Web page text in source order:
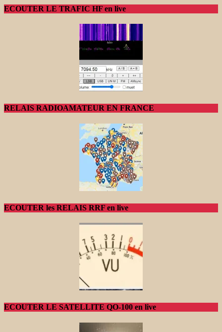
ECOUTER LE TRAFIC HF en live
RELAIS RADIOAMATEUR EN FRANCE
ECOUTER les RELAIS RRF en live
ECOUTER LE SATELLITE QO-100 en live